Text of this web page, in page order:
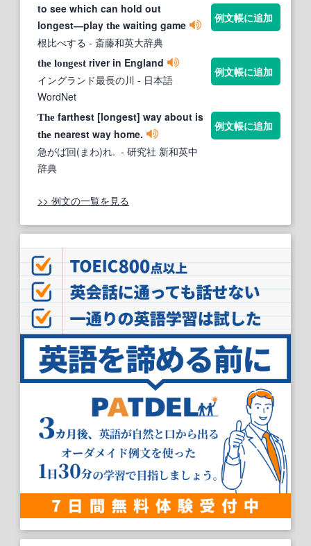
to see which can hold out
longest―play the waiting game
根比べする - 斎藤和英大辞典
例文帳に追加
the longest river in England
イングランド最長の川 - 日本語
WordNet
例文帳に追加
The farthest [longest] way about is
the nearest way home.
急がば回(まわ)れ. - 研究社 新和英中
辞典
例文帳に追加
>> 例文の一覧を見る